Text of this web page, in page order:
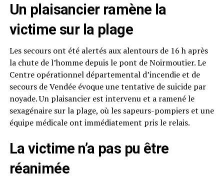
Un plaisancier ramène la
victime sur la plage
Les secours ont été alertés aux alentours de 16 h après
la chute de l’homme depuis le pont de Noirmoutier. Le
Centre opérationnel départemental d’incendie et de
secours de Vendée évoque une tentative de suicide par
noyade. Un plaisancier est intervenu et a ramené le
sexagénaire sur la plage, où les sapeurs-pompiers et une
équipe médicale ont immédiatement pris le relais.
La victime n’a pas pu être
réanimée